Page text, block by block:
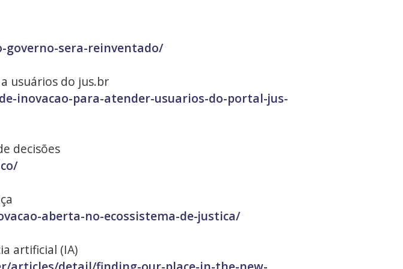
governo-sera-reinventado/
usuários do jus.br
inovacao-para-atender-usuarios-do-portal-jus-
decisões
aberta-no-ecossistema-de-justica/
artificial (IA)